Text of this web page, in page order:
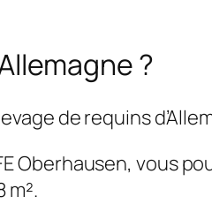
?
de requins
Oberhausen, vous
m².